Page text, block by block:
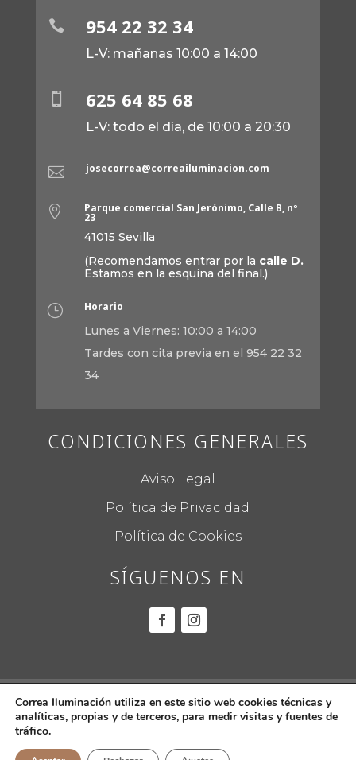
 954 22 32 34
L-V: mañanas 10:00 a 14:00
 625 64 85 68
L-V: todo el día, de 10:00 a 20:30
 josecorrea@correailuminacion.com
 Parque comercial San Jerónimo, Calle B, nº
23
41015 Sevilla
(Recomendamos entrar por la calle D.
Estamos en la esquina del final.)
} Horario
Lunes a Viernes: 10:00 a 14:00
Tardes con cita previa en el 954 22 32
34
CONDICIONES GENERALES
Aviso Legal
Política de Privacidad
Política de Cookies
SÍGUENOS EN
© 2022CORREA ILUMINACIÓN.Todos los
derechos reservados.
Correa Iluminación utiliza en este sitio web cookies técnicas y
analíticas, propias y de terceros, para medir visitas y fuentes de
tráfico.